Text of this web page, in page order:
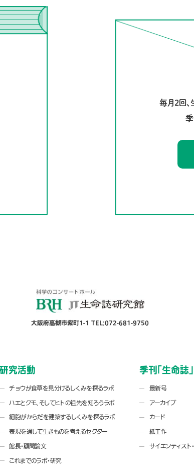
毎月2回
大阪府高槻市紫町1-1 TEL:072-681-9750
研究活動
チョウが食草を見分けるしくみを探るラボ
ハエとクモ、そしてヒトの祖先を知ろうラボ
細胞がからだを建築するしくみを探るラボ
表現を通して生きものを考えるセクター
館長・顧問論文
これまでのラボ・研究
季刊「生命誌」
最新号
アーカイブ
カード
紙工作
サイエンティスト